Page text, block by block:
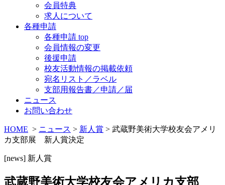
会員特典
求人について
各種申請
各種申請 top
会員情報の変更
後援申請
校友活動情報の掲載依頼
宛名リスト／ラベル
支部用報告書／申請／届
ニュース
お問い合わせ
HOME > ニュース > 新人賞 > 武蔵野美術大学校友会アメリ
カ支部展 新人賞決定
[news] 新人賞
武蔵野美術大学校友会アメリカ支部